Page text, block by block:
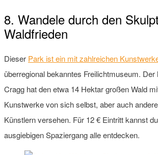
8. Wandele durch den
Waldfrieden
Dieser Park ist ein mit zahlreichen
überregional bekanntes Freilichtmuseum. Der
Cragg hat den etwa 14 Hektar großen Wald
Kunstwerke von sich selbst, aber auch
Künstlern versehen. Für 12 € Eintritt kannst
ausgiebigen Spaziergang alle entdecken.